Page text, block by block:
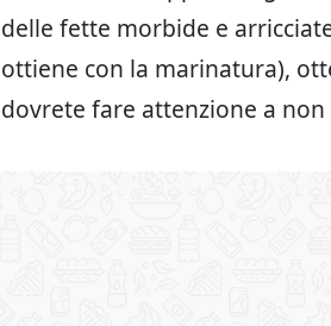
delle fette morbide e
ottiene con la marinatura),
dovrete fare attenzione a